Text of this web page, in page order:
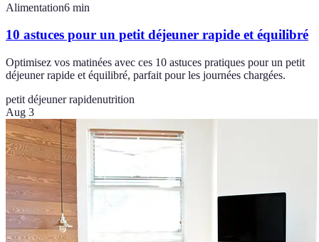
Alimentation6 min
10 astuces pour un petit déjeuner rapide et équilibré
Optimisez vos matinées avec ces 10 astuces pratiques pour un petit
déjeuner rapide et équilibré, parfait pour les journées chargées.
petit déjeuner rapidenutrition
Aug 3